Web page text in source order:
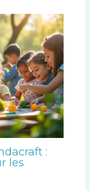
:
les